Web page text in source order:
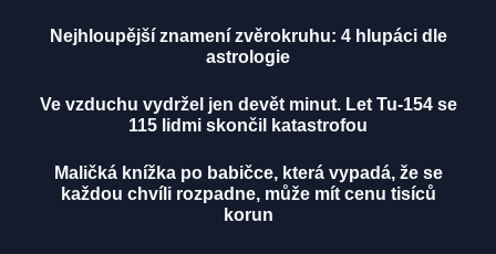
Nejhloupější znamení zvěrokruhu: 4 hlupáci dle
astrologie
Ve vzduchu vydržel jen devět minut. Let Tu-154 se
115 lidmi skončil katastrofou
Maličká knížka po babičce, která vypadá, že se
každou chvíli rozpadne, může mít cenu tisíců
korun